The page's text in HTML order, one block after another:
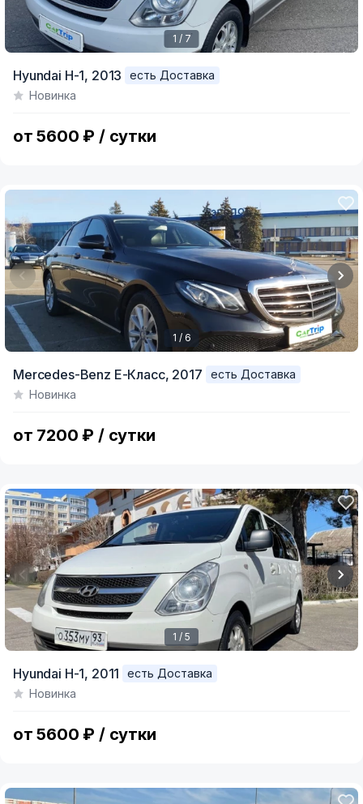
of
1 / 7
Hyundai H-1, 2013
есть Доставка
Новинка
от 5600 ₽ / сутки
of
1 / 6
Mercedes-Benz E-Класс, 2017
есть Доставка
Новинка
от 7200 ₽ / сутки
of
1 / 5
Hyundai H-1, 2011
есть Доставка
Новинка
от 5600 ₽ / сутки